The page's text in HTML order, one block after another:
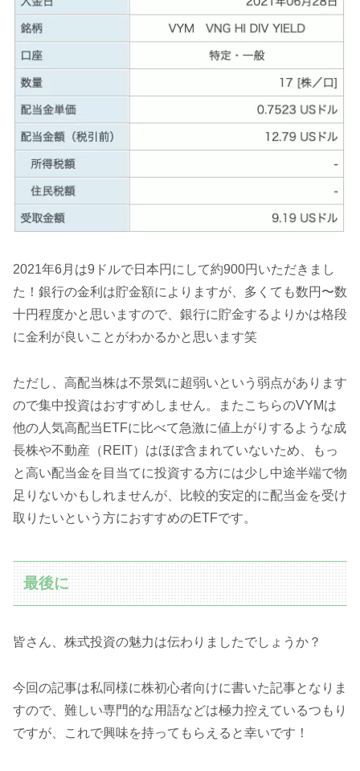
2021年6月は9ドルで日本円にして約900円いただきまし
た！銀行の金利は貯金額によりますが、多くても数円〜数
十円程度かと思いますので、銀行に貯金するよりかは格段
に金利が良いことがわかるかと思います笑
ただし、高配当株は不景気に超弱いという弱点があります
ので集中投資はおすすめしません。またこちらのVYMは
他の人気高配当ETFに比べて急激に値上がりするような成
長株や不動産（REIT）はほぼ含まれていないため、もっ
と高い配当金を目当てに投資する方には少し中途半端で物
足りないかもしれませんが、比較的安定的に配当金を受け
取りたいという方におすすめのETFです。
最後に
皆さん、株式投資の魅力は伝わりましたでしょうか？
今回の記事は私同様に株初心者向けに書いた記事となりま
すので、難しい専門的な用語などは極力控えているつもり
ですが、これで興味を持ってもらえると幸いです！